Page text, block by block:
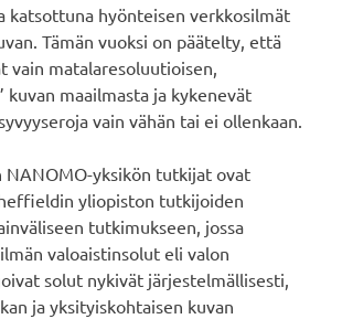
katsottuna hyönteisen verkkosilmät
Tämän vuoksi on päätelty, että
vain matalaresoluutioisen,
kuvan maailmasta ja kykenevät
vain vähän tai ei ollenkaan.
NANOMO-yksikön tutkijat ovat
yliopiston tutkijoiden
tutkimukseen, jossa
valoaistinsolut eli valon
solut nykivät järjestelmällisesti,
ja yksityiskohtaisen kuvan